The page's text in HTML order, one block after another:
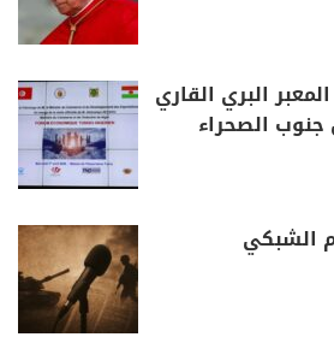
البري القاري
الصحراء
الشبكي